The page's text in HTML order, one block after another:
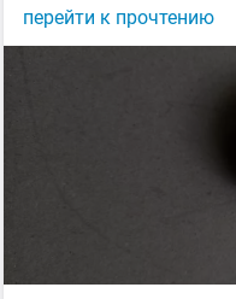
перейти к прочтению